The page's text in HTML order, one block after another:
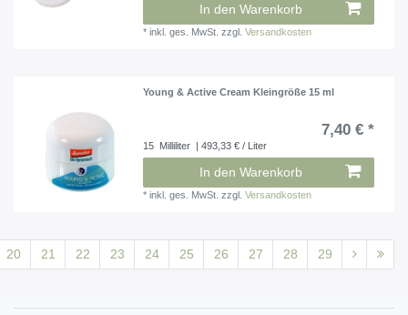
In den Warenkorb
*inkl. ges. MwSt. zzgl.Versandkosten
Young & Active Cream Kleingröße 15 ml
7,40 € *
15 Milliliter | 493,33 € / Liter
In den Warenkorb
*inkl. ges. MwSt. zzgl.Versandkosten
20 21 22 23 24 25 26 27 28 29